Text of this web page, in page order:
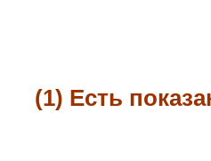
(1) Есть